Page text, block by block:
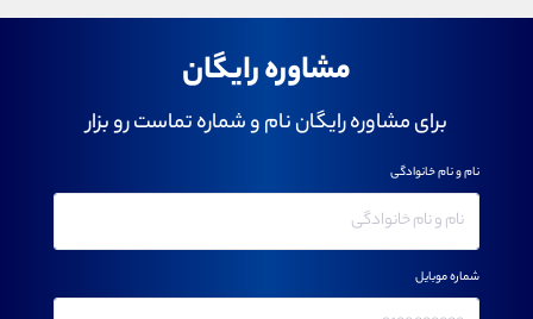
مشاوره رایگان
برای مشاوره رایگان نام و شماره تماست رو بزار
نام و نام خانوادگی
شماره موبایل